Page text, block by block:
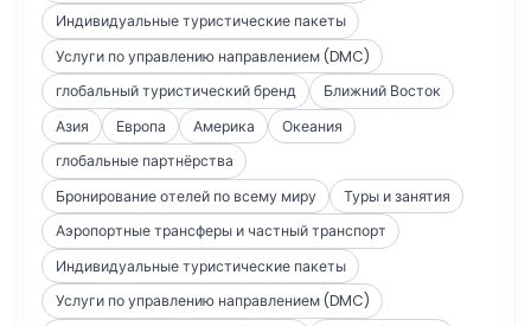
Индивидуальные туристические пакеты
Услуги по управлению направлением (DMC)
глобальный туристический бренд
Ближний Восток
Азия
Европа Америка
Океания
глобальные партнёрства
Бронирование отелей по всему миру
Туры и занятия
Аэропортные трансферы и частный транспорт
Индивидуальные туристические пакеты
Услуги по управлению направлением (DMC)